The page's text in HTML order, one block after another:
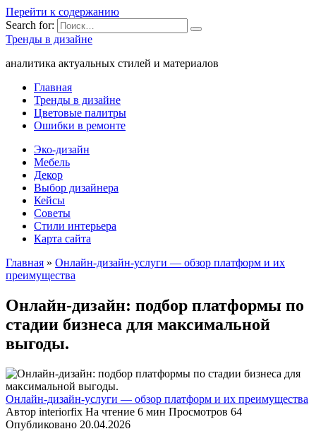
Перейти к содержанию
Search for:
Тренды в дизайне
аналитика актуальных стилей и материалов
Главная
Тренды в дизайне
Цветовые палитры
Ошибки в ремонте
Эко-дизайн
Мебель
Декор
Выбор дизайнера
Кейсы
Советы
Стили интерьера
Карта сайта
Главная » Онлайн-дизайн-услуги — обзор платформ и их
преимущества
Онлайн-дизайн: подбор платформы по
стадии бизнеса для максимальной
выгоды.
Онлайн-дизайн-услуги — обзор платформ и их преимущества
Автор interiorfix На чтение 6 мин Просмотров 64
Опубликовано 20.04.2026